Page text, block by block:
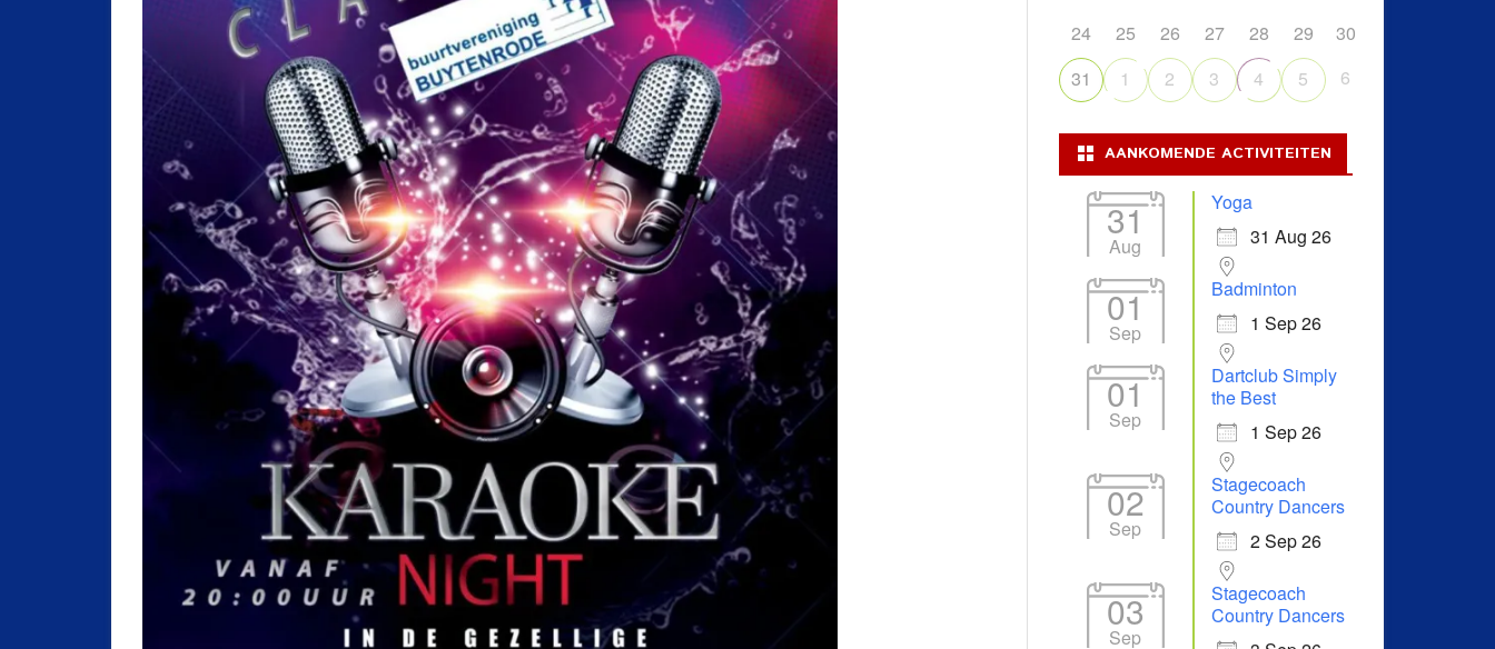
24
25 26 27 28 29
30
31
1 2 3 4 5 6
AANKOMENDE ACTIVITEITEN
31
Aug
Yoga
31 Aug 26
01
Sep
Badminton
1 Sep 26
01
Sep
Dartclub Simply
the Best
1 Sep 26
02
Sep
Stagecoach
Country Dancers
2 Sep 26
03
Sep
Stagecoach
Country Dancers